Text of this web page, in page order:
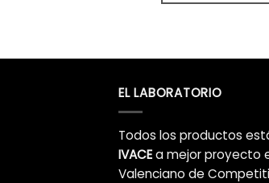
EL LABORATORIO
Todos los productos
IVACEa mejor proyecto
Valenciano de